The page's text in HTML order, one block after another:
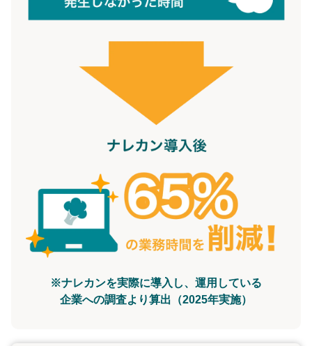
※ナレカンを実際に導入し、運用している
企業への調査より算出（2025年実施）